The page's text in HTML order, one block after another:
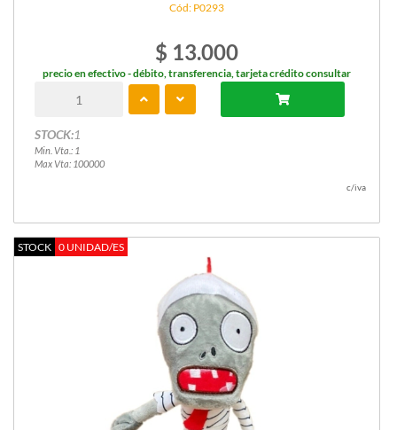
Cód: P0293
$ 13.000
precio en efectivo - débito, transferencia, tarjeta crédito consultar
STOCK:1
Min. Vta.: 1
Max Vta: 100000
c/iva
STOCK 0 UNIDAD/ES